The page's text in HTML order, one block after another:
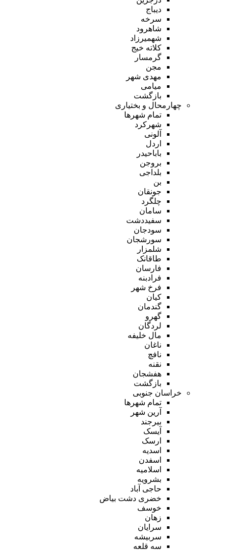
دیباج
سرخه
شاهرود
شهمیرزاد
کلاته خیج
گرمسار
مجن
مهدی شهر
میامی
بازگشت
چهارمحال و بختیاری
تمام شهر‌ها
شهرکرد
آلونی
اردل
باباحیدر
بروجن
بلداجی
بن
جونقان
چلگرد
سامان
سفیددشت
سودجان
سورشجان
شلمزار
طاقانک
فارسان
فرادبنه
فرخ شهر
کیان
گندمان
گهرو
لردگان
مال خلیفه
ناغان
نافچ
نقنه
هفشجان
بازگشت
خراسان جنوبی
تمام شهر‌ها
آرین شهر
بیرجند
آیسک
ارسک
اسدیه
اسفدن
اسلامیه
بشرویه
حاجی آباد
خضری دشت بیاض
خوسف
زهان
سرایان
سربیشه
سه قلعه